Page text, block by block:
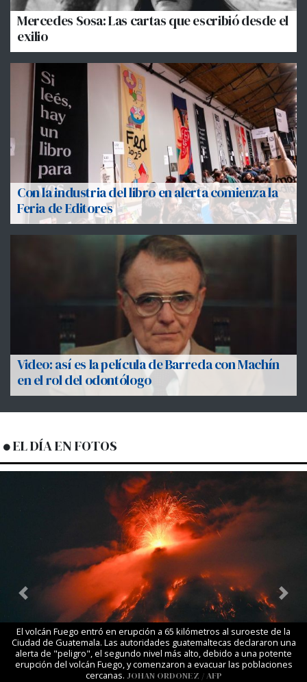
Con la industria del libro en alerta comienza la
Feria de Editores
Mercedes Sosa: Las cartas que escribió desde el
exilio
Video: así es la película de Barreda con Machín
en el rol del odontólogo
EL DÍA EN FOTOS
El volcán Fuego entró en erupción a 65 kilómetros al suroeste de la
Ciudad de Guatemala. Las autoridades guatemaltecas declararon una
alerta de "peligro", el segundo nivel más alto, debido a una potente
erupción del volcán Fuego, y comenzaron a evacuar las poblaciones
cercanas. JOHAN ORDONEZ / AFP
Previous Next